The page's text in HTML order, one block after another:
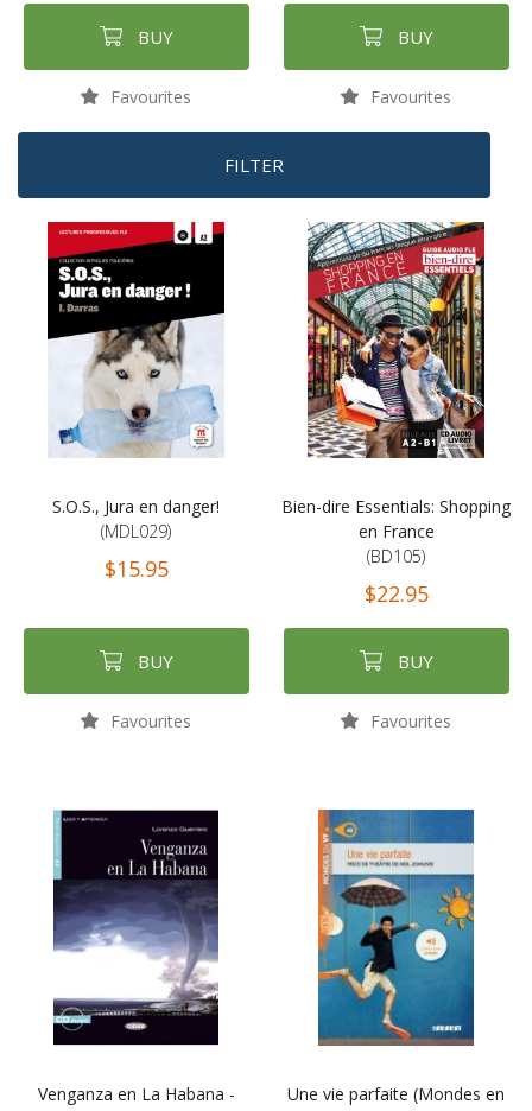
BUY
Favourites
BUY
Favourites
FILTER
S.O.S., Jura en danger!
(MDL029)
$15.95
BUY
Favourites
Bien-dire Essentials: Shopping
en France
(BD105)
$22.95
BUY
Favourites
Venganza en La Habana -
Une vie parfaite (Mondes en